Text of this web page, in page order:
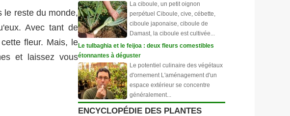
le reste du monde,
Avec tant de
fleur. Mais, le
et laissez vous
La ciboule, un petit oignon
perpétuel Ciboule, cive, cébette,
ciboule japonaise, ciboule de
Damast, la ciboule est cultivée...
Le tulbaghia et le feijoa : deux fleurs comestibles
étonnantes à déguster
Le potentiel culinaire des végétaux
d'ornement L'aménagement d'un
espace extérieur se concentre
généralement...
ENCYCLOPÉDIE DES PLANTES